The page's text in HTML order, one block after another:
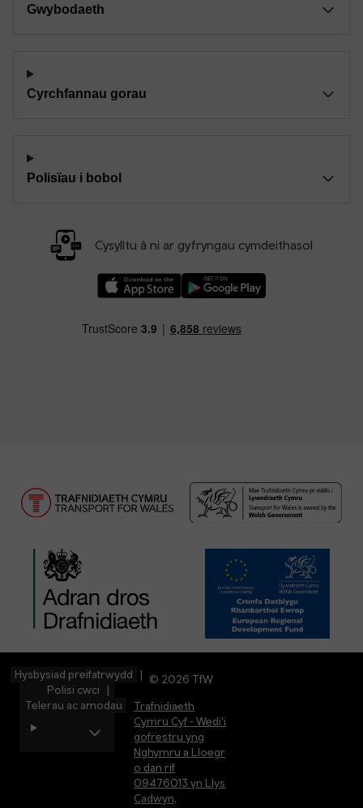
Gwybodaeth
Cyrchfannau gorau
Polisïau i bobol
Cysylltu â ni ar gyfryngau cymdeithasol
© 2026 TfW
Trafnidiaeth
Cymru Cyf - Wedi'i
gofrestru yng
Nghymru a Lloegr
o dan rif
09476013 yn Llys
Cadwyn,
Hysbysiad preifatrwydd
Polisi cwci
Telerau ac amodau